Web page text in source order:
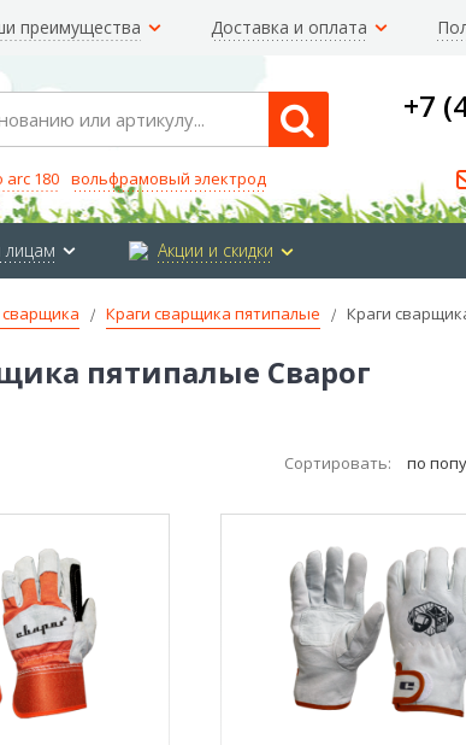
преимущества Доставка и оплата
arc 180 вольфрамовый электрод
+7
Акции и скидки
сварщика Краги сварщика пятипалые Краги
пятипалые Сварог
Сортировать: по